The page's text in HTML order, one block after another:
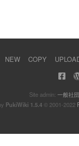
NEW COPY
Site admin: 一般社
PukiWiki 1.5.4© 2001-2022